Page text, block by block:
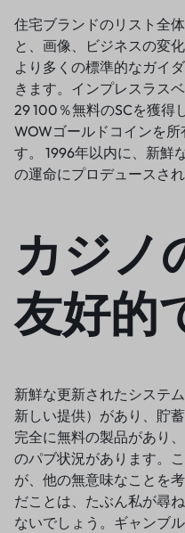
住宅ブランドのリスト全
と、画像、ビジネスの変
より多くの標準的なガイ
きます。インプレスラス
29 100％無料のSCを獲得
WOWゴールドコインを
す。 1996年以内に、新鮮
の運命にプロデュースされ
カジノ
友好的
新鮮な更新されたシステ
新しい提供）があり、貯
完全に無料の製品があり
のパブ状況があります。
が、他の無意味なことを
だことは、たぶん私が尋
ないでしょう。ギャンブ